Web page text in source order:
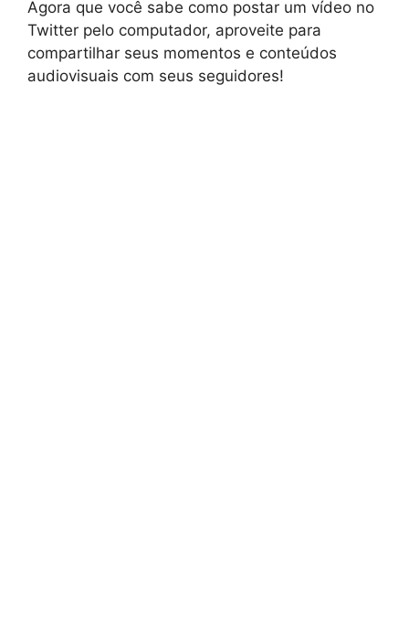
Agora que você sabe como postar um vídeo no
Twitter pelo computador, aproveite para
compartilhar seus momentos e conteúdos
audiovisuais com seus seguidores!